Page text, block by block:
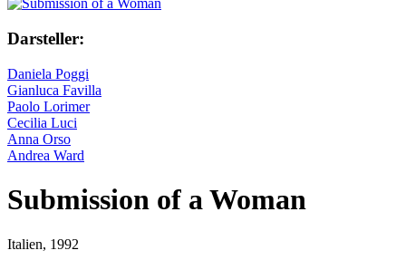
Darsteller:
Daniela Poggi
Gianluca Favilla
Paolo Lorimer
Cecilia Luci
Anna Orso
Andrea Ward
Submission of a Woman
Italien, 1992